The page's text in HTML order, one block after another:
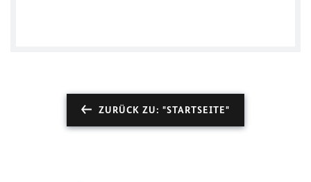
ZURÜCK ZU: "STARTSEITE"